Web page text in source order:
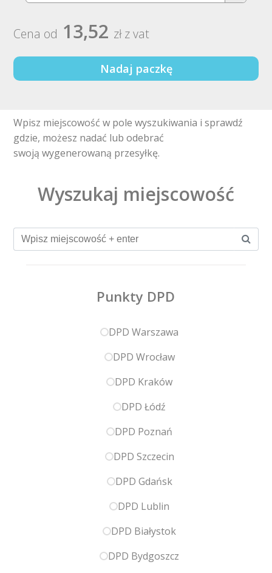
Cena od 13,52 zł z vat
Nadaj paczkę
Wpisz miejscowość w pole wyszukiwania i sprawdź
gdzie, możesz nadać lub odebrać
swoją wygenerowaną przesyłkę.
Wyszukaj miejscowość
Punkty DPD
DPD Warszawa
DPD Wrocław
DPD Kraków
DPD Łódź
DPD Poznań
DPD Szczecin
DPD Gdańsk
DPD Lublin
DPD Białystok
DPD Bydgoszcz